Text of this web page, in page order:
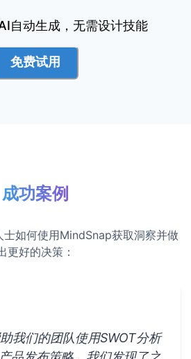
自动生成，无需设计技能
免费试用
成功案例
士如何使用MindSnap获取洞察并做
更好的决策：
我们的团队使用SWOT分析